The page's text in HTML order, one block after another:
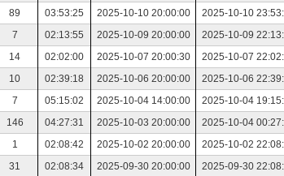
89 03:53:25 2025-10-10 20:00:00 2025-10-10
7 02:13:55 2025-10-09 20:00:00 2025-10-09
14 02:02:00 2025-10-07 20:00:30 2025-10-07
10 02:39:18 2025-10-06 20:00:00 2025-10-06
7 05:15:02 2025-10-04 14:00:00 2025-10-04
146 04:27:31 2025-10-03 20:00:00 2025-10-04
1 02:08:42 2025-10-02 20:00:00 2025-10-02
31 02:08:34 2025-09-30 20:00:00 2025-09-30